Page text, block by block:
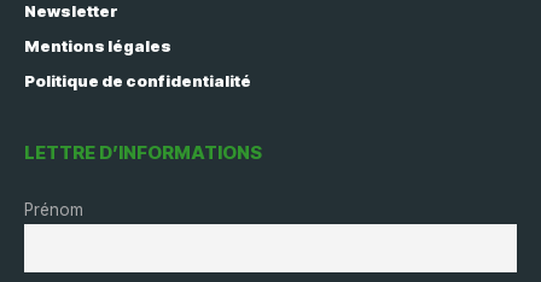
Newsletter
Mentions légales
Politique de confidentialité
LETTRE D’INFORMATIONS
Prénom